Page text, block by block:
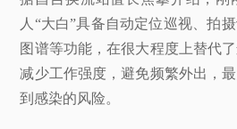
人“大白”具备自动定位巡视、拍
图谱等功能，在很大程度上替代
减少工作强度，避免频繁外出，
到感染的风险。